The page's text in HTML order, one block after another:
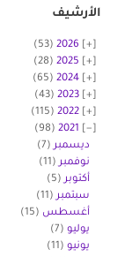
الأرشيف
2026
(53)
2025
(28)
2024
(65)
2023
(43)
2022
(115)
2021
(98)
ديسمبر(7)
نوفمبر(11)
أكتوبر(5)
سبتمبر(11)
أغسطس (15)
يوليو (7)
يونيو (11)